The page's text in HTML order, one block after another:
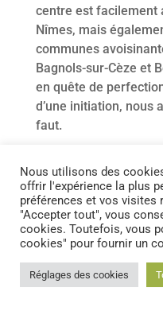
centre est facilement
Nîmes, mais
communes
Bagnols-sur-Cèze et
en quête de
d’une initiation, nous
faut.
Des
toutes les
Anglais,
FLE
Nous utilisons des
offrir l'expérience la plus
préférences et vos visites
"Accepter tout", vous
cookies. Toutefois, vous
cookies" pour fournir un
Réglages des cookies